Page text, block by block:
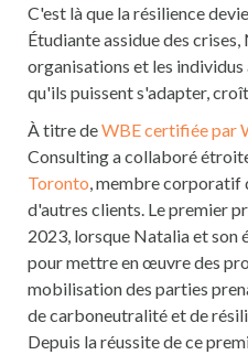
C'est là que la résilience
Étudiante assidue des
organisations et les
qu'ils puissent s'adapter,
À titre deWBE certifiée par
Consulting a collaboré
Toronto , membre corporatif
d'autres clients. Le premier
2023, lorsque Natalia et son
pour mettre en œuvre des
mobilisation des parties
de carboneutralité et de
Depuis la réussite de ce